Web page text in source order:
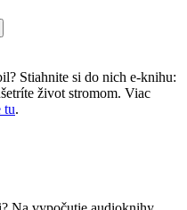
Stiahnite si do nich e-knihu:
život stromom. Viac
tu.